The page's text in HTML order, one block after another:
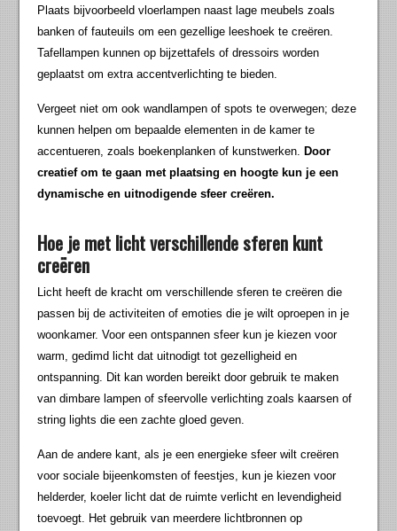
Plaats bijvoorbeeld vloerlampen naast lage meubels zoals
banken of fauteuils om een gezellige leeshoek te creëren.
Tafellampen kunnen op bijzettafels of dressoirs worden
geplaatst om extra accentverlichting te bieden.
Vergeet niet om ook wandlampen of spots te overwegen; deze
kunnen helpen om bepaalde elementen in de kamer te
accentueren, zoals boekenplanken of kunstwerken.
Door
creatief om te gaan met plaatsing en hoogte kun je een
dynamische en uitnodigende sfeer creëren.
Hoe je met licht verschillende sferen kunt
creëren
Licht heeft de kracht om verschillende sferen te creëren die
passen bij de activiteiten of emoties die je wilt oproepen in je
woonkamer. Voor een ontspannen sfeer kun je kiezen voor
warm, gedimd licht dat uitnodigt tot gezelligheid en
ontspanning. Dit kan worden bereikt door gebruik te maken
van dimbare lampen of sfeervolle verlichting zoals kaarsen of
string lights die een zachte gloed geven.
Aan de andere kant, als je een energieke sfeer wilt creëren
voor sociale bijeenkomsten of feestjes, kun je kiezen voor
helderder, koeler licht dat de ruimte verlicht en levendigheid
toevoegt. Het gebruik van meerdere lichtbronnen op